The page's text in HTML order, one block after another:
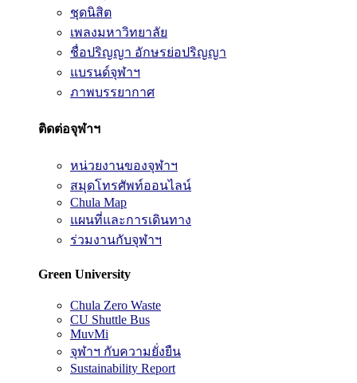
ชุดนิสิต
เพลงมหาวิทยาลัย
ชื่อปริญญา อักษรย่อปริญญา
แบรนด์จุฬาฯ
ภาพบรรยากาศ
ติดต่อจุฬาฯ
หน่วยงานของจุฬาฯ
สมุดโทรศัพท์ออนไลน์
Chula Map
แผนที่และการเดินทาง
ร่วมงานกับจุฬาฯ
Green University
Chula Zero Waste
CU Shuttle Bus
MuvMi
จุฬาฯ กับความยั่งยืน
Sustainability Report